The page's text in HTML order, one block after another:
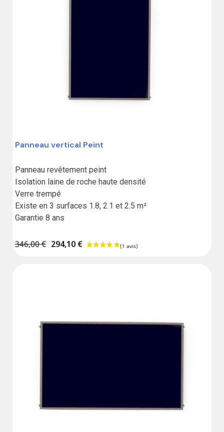
Panneau vertical Peint
Panneau revêtement peint
Isolation laine de roche haute densité
Verre trempé
Existe en 3 surfaces 1.8, 2.1 et 2.5 m²
Garantie 8 ans
346,00 € 294,10 €